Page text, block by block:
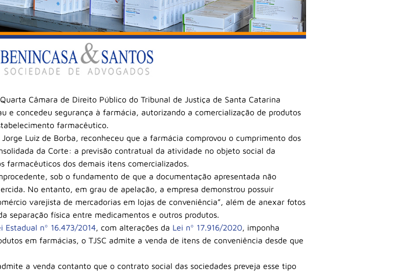
Câmara de Direito Público do Tribunal de Justiça de Santa Catarina
e concedeu segurança à farmácia, autorizando a comercialização de produtos
farmacêutico.
Luiz de Borba, reconheceu que a farmácia comprovou o cumprimento dos
da Corte: a previsão contratual da atividade no objeto social da
farmacêuticos dos demais itens comercializados.
sob o fundamento de que a documentação apresentada não
No entanto, em grau de apelação, a empresa demonstrou possuir
varejista de mercadorias em lojas de conveniência”, além de anexar fotos
separação física entre medicamentos e outros produtos.
Estadual nº 16.473/2014, com alterações da Lei nº 17.916/2020, imponha
em farmácias, o TJSC admite a venda de itens de conveniência desde que
a venda contanto que o contrato social das sociedades preveja esse tipo